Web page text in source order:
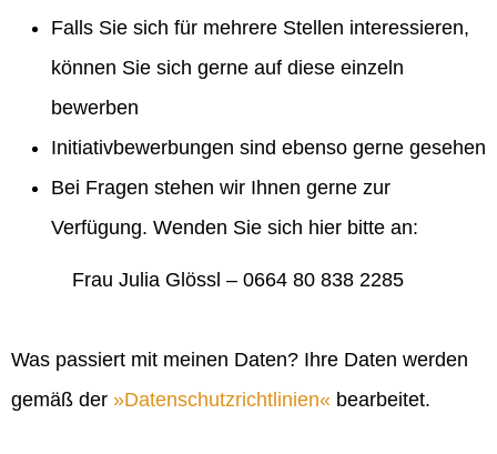
Falls Sie sich für mehrere Stellen interessieren,
können Sie sich gerne auf diese einzeln
bewerben
Initiativbewerbungen sind ebenso gerne gesehen
Bei Fragen stehen wir Ihnen gerne zur
Verfügung. Wenden Sie sich hier bitte an:
Frau Julia Glössl – 0664 80 838 2285
Was passiert mit meinen Daten? Ihre Daten werden
gemäß der
Datenschutzrichtlinien bearbeitet.